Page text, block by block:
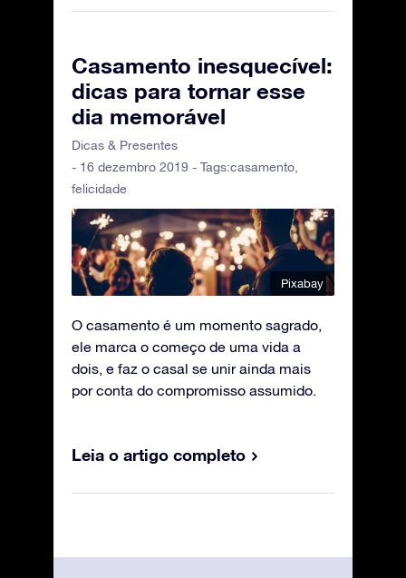
Casamento inesquecível:
dicas para tornar esse
dia memorável
Dicas & Presentes
- 16 dezembro 2019 - Tags:casamento
felicidade
Pixabay
O casamento é um momento sagrado,
ele marca o começo de uma vida a
dois, e faz o casal se unir ainda mais
por conta do compromisso assumido.
Leia o artigo completo